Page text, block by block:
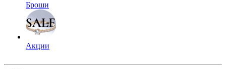
Броши
Акции